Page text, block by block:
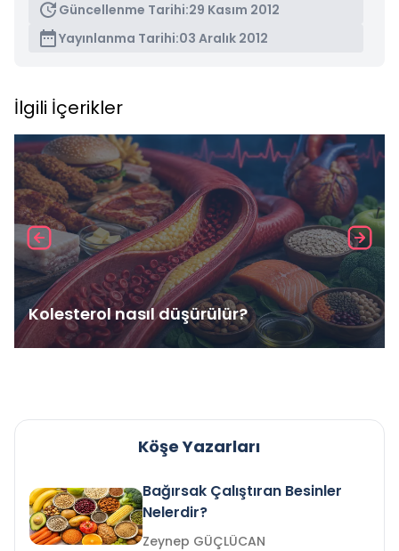
Güncellenme Tarihi:29 Kasım 2012
Yayınlanma Tarihi:03 Aralık 2012
İlgili İçerikler
Kolesterol nasıl düşürülür?
Köşe Yazarları
Bağırsak Çalıştıran Besinler
Nelerdir?
Zeynep GÜÇLÜCAN